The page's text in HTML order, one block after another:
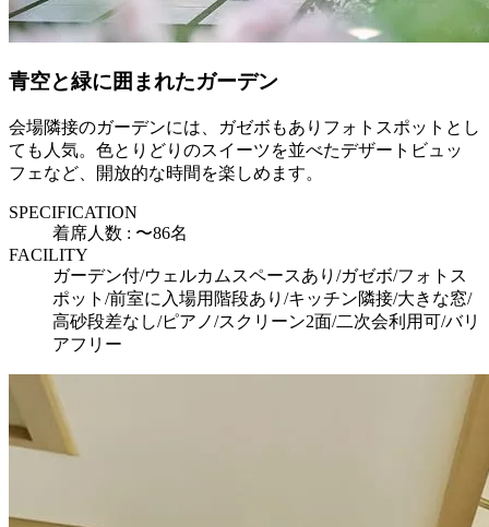
青空と緑に囲まれたガーデン
会場隣接のガーデンには、ガゼボもありフォトスポットとし
ても人気。色とりどりのスイーツを並べたデザートビュッ
フェなど、開放的な時間を楽しめます。
SPECIFICATION
着席人数 : 〜86名
FACILITY
ガーデン付/ウェルカムスペースあり/ガゼボ/フォトス
ポット/前室に入場用階段あり/キッチン隣接/大きな窓/
高砂段差なし/ピアノ/スクリーン2面/二次会利用可/バリ
アフリー